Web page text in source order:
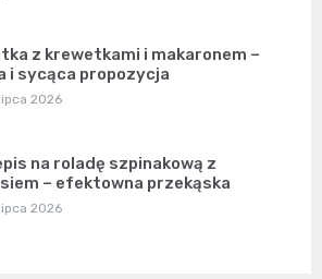
z krewetkami i makaronem –
i sycąca propozycja
2026
na roladę szpinakową z
– efektowna przekąska
2026